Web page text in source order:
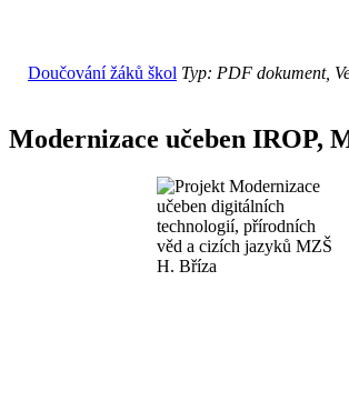
Doučování žáků škol Typ: PDF dokument,
Modernizace učeben IROP,